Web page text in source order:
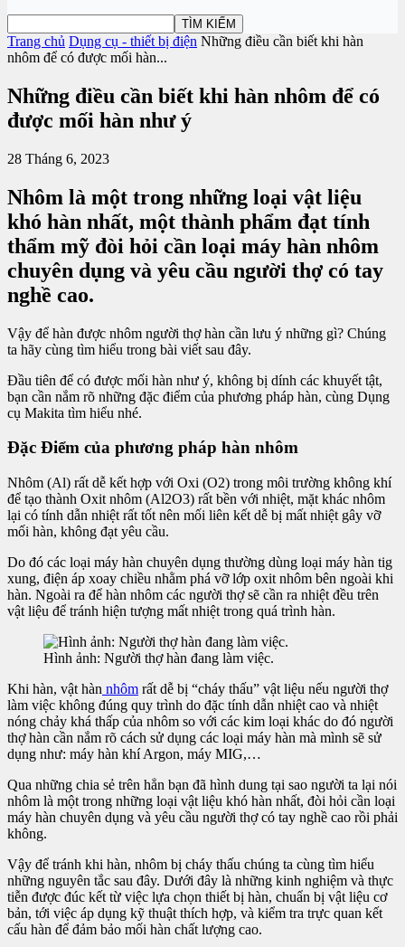
Trang chủ Dụng cụ - thiết bị điện Những điều cần biết khi hàn
nhôm để có được mối hàn...
Những điều cần biết khi hàn nhôm để có
được mối hàn như ý
28 Tháng 6, 2023
Nhôm là một trong những loại vật liệu
khó hàn nhất, một thành phẩm đạt tính
thẩm mỹ đòi hỏi cần loại máy hàn nhôm
chuyên dụng và yêu cầu người thợ có tay
nghề cao.
Vậy để hàn được nhôm người thợ hàn cần lưu ý những gì? Chúng
ta hãy cùng tìm hiểu trong bài viết sau đây.
Đầu tiên để có được mối hàn như ý, không bị dính các khuyết tật,
bạn cần nắm rõ những đặc điểm của phương pháp hàn, cùng Dụng
cụ Makita tìm hiểu nhé.
Đặc Điểm của phương pháp hàn nhôm
Nhôm (Al) rất dễ kết hợp với Oxi (O2) trong môi trường không khí
để tạo thành Oxit nhôm (Al2O3) rất bền với nhiệt, mặt khác nhôm
lại có tính dẫn nhiệt rất tốt nên mối liên kết dễ bị mất nhiệt gây vỡ
mối hàn, không đạt yêu cầu.
Do đó các loại máy hàn chuyên dụng thường dùng loại máy hàn tig
xung, điện áp xoay chiều nhằm phá vỡ lớp oxit nhôm bên ngoài khi
hàn. Ngoài ra để hàn nhôm các người thợ sẽ cần ra nhiệt đều trên
vật liệu để tránh hiện tượng mất nhiệt trong quá trình hàn.
Hình ảnh: Người thợ hàn đang làm việc.
Khi hàn, vật hàn nhôm rất dễ bị “cháy thấu” vật liệu nếu người thợ
làm việc không đúng quy trình do đặc tính dẫn nhiệt cao và nhiệt
nóng chảy khá thấp của nhôm so với các kim loại khác do đó người
thợ hàn cần nắm rõ cách sử dụng các loại máy hàn mà mình sẽ sử
dụng như: máy hàn khí Argon, máy MIG,…
Qua những chia sẻ trên hẳn bạn đã hình dung tại sao người ta lại nói
nhôm là một trong những loại vật liệu khó hàn nhất, đòi hỏi cần loại
máy hàn chuyên dụng và yêu cầu người thợ có tay nghề cao rồi phải
không.
Vậy để tránh khi hàn, nhôm bị cháy thấu chúng ta cùng tìm hiểu
những nguyên tắc sau đây. Dưới đây là những kinh nghiệm và thực
tiễn được đúc kết từ việc lựa chọn thiết bị hàn, chuẩn bị vật liệu cơ
bản, tới việc áp dụng kỹ thuật thích hợp, và kiểm tra trực quan kết
cấu hàn để đảm bảo mối hàn chất lượng cao.